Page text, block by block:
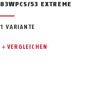
83WPCS/53 EXTREME
1 VARIANTE
VERGLEICHEN